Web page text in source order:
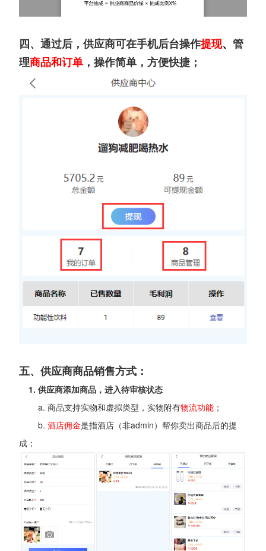
四、通过后，供应商可在手机后台操作提现、 管
理商品和订单，操作简单，方便快捷；
五、供应商商品销售方式：
1. 供应商添加商品，进入待审核状态
a. 商品支持实物和虚拟类型，实物附有物流功能；
b. 酒店佣金是指酒店（非admin）帮你卖出商品后的提
成；